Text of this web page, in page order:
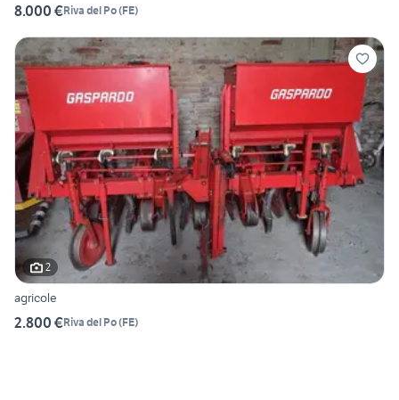
8.000 €Riva del Po(FE)
2
agricole
2.800 €Riva del Po(FE)